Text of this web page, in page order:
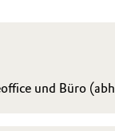
und Büro